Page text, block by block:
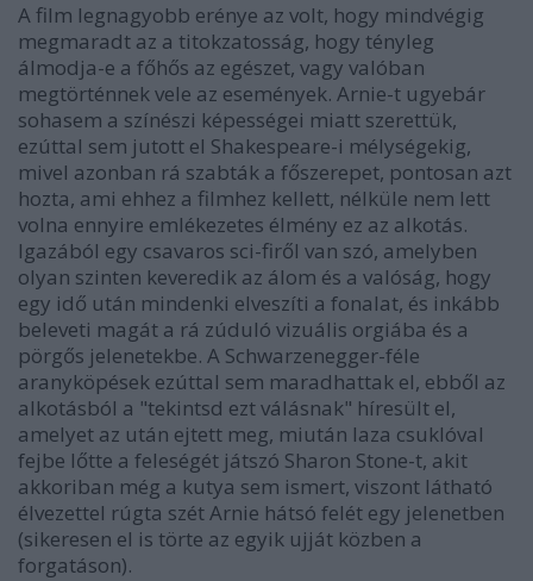
A film legnagyobb erénye az volt, hogy mindvégig
megmaradt az a titokzatosság, hogy tényleg
álmodja-e a főhős az egészet, vagy valóban
megtörténnek vele az események. Arnie-t ugyebár
sohasem a színészi képességei miatt szerettük,
ezúttal sem jutott el Shakespeare-i mélységekig,
mivel azonban rá szabták a főszerepet, pontosan azt
hozta, ami ehhez a filmhez kellett, nélküle nem lett
volna ennyire emlékezetes élmény ez az alkotás.
Igazából egy csavaros sci-firől van szó, amelyben
olyan szinten keveredik az álom és a valóság, hogy
egy idő után mindenki elveszíti a fonalat, és inkább
beleveti magát a rá zúduló vizuális orgiába és a
pörgős jelenetekbe. A Schwarzenegger-féle
aranyköpések ezúttal sem maradhattak el, ebből az
alkotásból a "tekintsd ezt válásnak" híresült el,
amelyet az után ejtett meg, miután laza csuklóval
fejbe lőtte a feleségét játszó Sharon Stone-t, akit
akkoriban még a kutya sem ismert, viszont látható
élvezettel rúgta szét Arnie hátsó felét egy jelenetben
(sikeresen el is törte az egyik ujját közben a
forgatáson).